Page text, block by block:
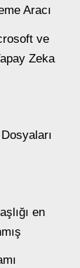
Aracı
ve
Zeka
en